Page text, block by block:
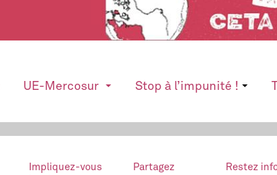
UE-Mercosur Stop à l’impunité !
Impliquez-vous
Partagez
Restez